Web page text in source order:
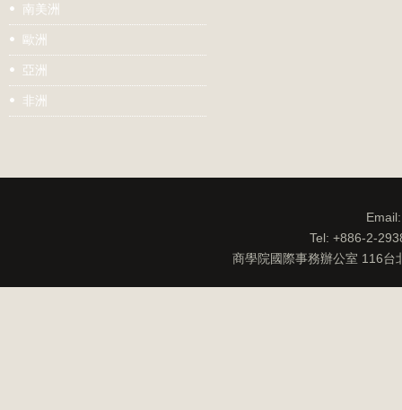
南美洲
歐洲
亞洲
非洲
Tel: +886-2-
商學院國際事務辦公室 116台